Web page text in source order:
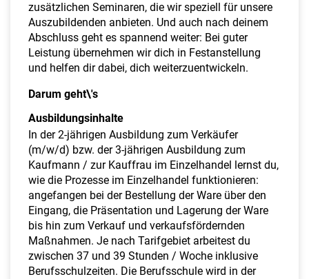
zusätzlichen Seminaren, die wir speziell für unsere
Auszubildenden anbieten. Und auch nach deinem
Abschluss geht es spannend weiter: Bei guter
Leistung übernehmen wir dich in Festanstellung
und helfen dir dabei, dich weiterzuentwickeln.
Darum geht\'s
Ausbildungsinhalte
In der 2-jährigen Ausbildung zum Verkäufer
(m/w/d) bzw. der 3-jährigen Ausbildung zum
Kaufmann / zur Kauffrau im Einzelhandel lernst du,
wie die Prozesse im Einzelhandel funktionieren:
angefangen bei der Bestellung der Ware über den
Eingang, die Präsentation und Lagerung der Ware
bis hin zum Verkauf und verkaufsfördernden
Maßnahmen. Je nach Tarifgebiet arbeitest du
zwischen 37 und 39 Stunden / Woche inklusive
Berufsschulzeiten. Die Berufsschule wird in der